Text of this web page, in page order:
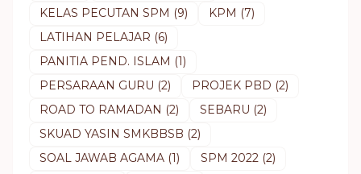
KELAS PECUTAN SPM (9) KPM (7)
LATIHAN PELAJAR (6)
PANITIA PEND. ISLAM (1)
PERSARAAN GURU (2) PROJEK PBD (2)
ROAD TO RAMADAN (2) SEBARU (2)
SKUAD YASIN SMKBBSB (2)
SOAL JAWAB AGAMA (1) SPM 2022 (2)